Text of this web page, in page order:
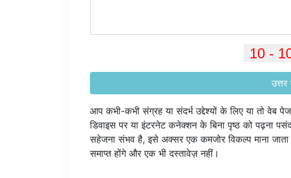
उत्तर
आप कभी-कभी संग्रह या संदर्भ उद्देश्यों के लिए या तो वेब
डिवाइस पर या इंटरनेट कनेक्शन के बिना पृष्ठ को पढ़ना
सहेजना संभव है, इसे अक्सर एक कमजोर विकल्प माना
समाप्त होंगे और एक भी दस्तावेज़ नहीं।